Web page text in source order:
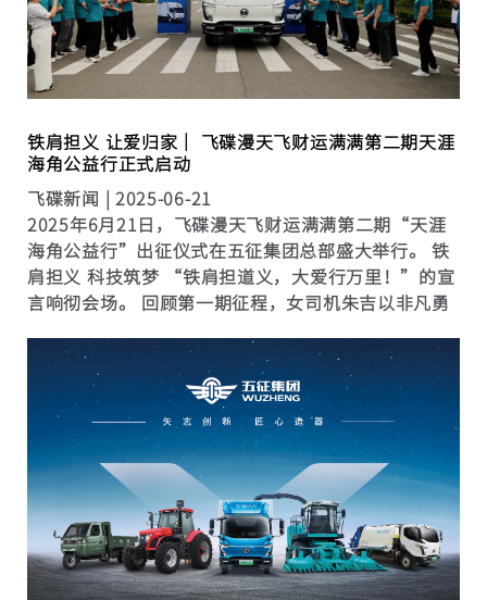
铁肩担义 让爱归家｜ 飞碟漫天飞财运满满第二期天涯
海角公益行正式启动
飞碟新闻 | 2025-06-21
2025年6月21日，飞碟漫天飞财运满满第二期“天涯
海角公益行”出征仪式在五征集团总部盛大举行。 铁
肩担义 科技筑梦 “铁肩担道义，大爱行万里！”的宣
言响彻会场。 回顾第一期征程，女司机朱吉以非凡勇
20662公里的壮举印证了女性卡友同样能驰骋...